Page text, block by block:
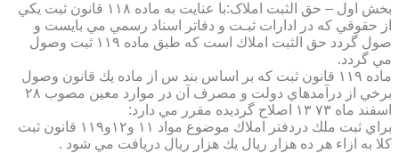
بخش اول – حق الثبت املاک:با عنايت به ماده ۱۱۸ قانون ثبت يكي
از حقوقي كه در ادارات ثبـت و دفاتر اسناد رسمي مي بايست و
صول گردد حق الثبت املاك است كه طبق ماده ۱۱۹ ثبت وصول
مي گردد.
ماده ۱۱۹ قانون ثبت كه بر اساس بند س از ماده يك قانون وصول
برخي از درآمدهاي دولت و مصرف آن در موارد معين مصوب ۲۸
اسفند ماه ۷۳ ۱۳ اصلاح گرديده مقرر مي دارد:
براي ثبت ملك دردفتر املاك موضوع مواد ۱۱ و۱۲و۱۱۹ قانون ثبت
كلا به ازاء هر ده هزار ريال يك هزار ريال دريافت مي شود .